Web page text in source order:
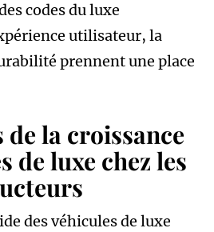
codes du luxe
utilisateur, la
prennent une place
la croissance
de luxe chez les
des véhicules de luxe